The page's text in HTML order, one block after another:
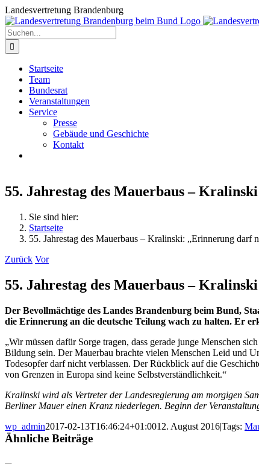
Zum
Inhalt
springen
Landesvertretung Brandenburg
Suche
nach:
Startseite
Team
Bundesrat
Veranstaltungen
Service
Presse
Gebäude und Geschichte
Kontakt
55. Jahrestag des Mauerbaus –
Sie sind hier:
Startseite
55. Jahrestag des Mauerbaus – Kralinski: „Erinnerung darf
Zurück Vor
55. Jahrestag des Mauerbaus –
Der Bevollmächtige des Landes Brandenburg beim Bund,
die Erinnerung an die deutsche Teilung wach zu halten. Er
„Wir müssen dafür Sorge tragen, dass gerade junge Menschen
Bildung sein. Der Mauerbau brachte vielen Menschen Leid und
Todesopfer darf nicht verblassen. Der Rückblick auf die
von Grenzen in Europa sind keine Selbstverständlichkeit.“
Kralinski wird als Vertreter der Landesregierung am morgigen
Berliner Mauer einen Kranz niederlegen. Beginn der
wp_admin2017-02-13T16:46:24+01:0012. August 2016|Tags:
Ähnliche Beiträge